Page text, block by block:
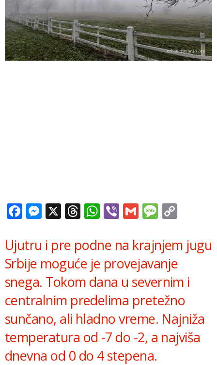
Facebook
Messenger
X Threads
WhatsApp
ViberGmail
Ujutru i pre podne na krajnjem jugu
Srbije moguće je provejavanje
snega. Tokom dana u severnim i
centralnim predelima pretežno
sunčano, ali hladno vreme. Najniža
temperatura od -7 do -2, a najviša
dnevna od 0 do 4 stepena.